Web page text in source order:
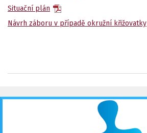
Situační plán
Návrh záboru v případě okružní křižovatky